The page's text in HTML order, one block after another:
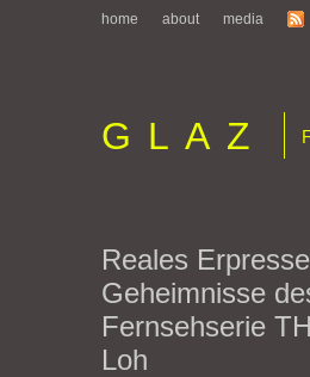
home about media
GLAZ
Reales
Geheimnisse
Fernsehserie
Loh